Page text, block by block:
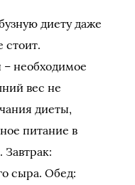
диету даже
стоит.
необходимое
вес не
диеты,
питание в
сыра. Обед: